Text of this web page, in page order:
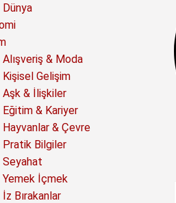
Dünya
Alışveriş & Moda
Kişisel Gelişim
Aşk & İlişkiler
Eğitim & Kariyer
Hayvanlar & Çevre
Pratik Bilgiler
Seyahat
Yemek İçmek
İz Bırakanlar